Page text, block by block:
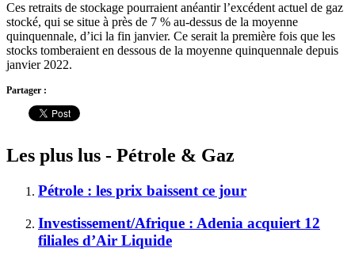
Ces retraits de stockage pourraient anéantir l’excédent actuel de gaz
stocké, qui se situe à près de 7 % au-dessus de la moyenne
quinquennale, d’ici la fin janvier. Ce serait la première fois que les
stocks tomberaient en dessous de la moyenne quinquennale depuis
janvier 2022.
Partager :
Les plus lus - Pétrole & Gaz
Pétrole : les prix baissent ce jour
Investissement/Afrique : Adenia acquiert 12
filiales d’Air Liquide